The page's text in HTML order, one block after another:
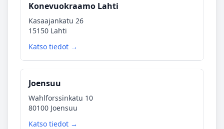
Konevuokraamo Lahti
Kasaajankatu 26
15150 Lahti
Katso tiedot →
Joensuu
Wahlforssinkatu 10
80100 Joensuu
Katso tiedot →